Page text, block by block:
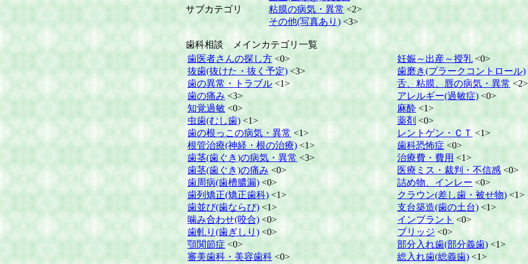
サブカテゴリ
粘膜の病気・異常 <2>
その他(写真あり) <3>
歯科相談 メインカテゴリ一覧
歯医者さんの探し方 <0>
抜歯(抜けた・抜く予定) <3>
歯の異常・トラブル <1>
歯の痛み <3>
知覚過敏 <0>
虫歯(むし歯) <1>
歯の根っこの病気・異常 <1>
根管治療(神経・根の治療) <1>
歯茎(歯ぐき)の病気・異常 <3>
歯茎(歯ぐき)の痛み <0>
歯周病(歯槽膿漏) <0>
歯列矯正(矯正歯科) <1>
歯並び(歯ならび) <1>
噛み合わせ(咬合) <0>
歯軋り(歯ぎしり) <0>
顎関節症 <0>
審美歯科・美容歯科 <0>
妊娠～出産～授乳 <0>
歯磨き(プラークコントロール)
舌、粘膜、唇の病気・異常 <2>
アレルギー(過敏症) <0>
麻酔 <1>
薬剤 <0>
レントゲン・ＣＴ <1>
歯科恐怖症 <0>
治療費・費用 <1>
医療ミス・裁判・不信感 <0>
詰め物、インレー <0>
クラウン(差し歯・被せ物) <1>
支台築造(歯の土台) <1>
インプラント <0>
ブリッジ <0>
部分入れ歯(部分義歯) <1>
総入れ歯(総義歯) <1>